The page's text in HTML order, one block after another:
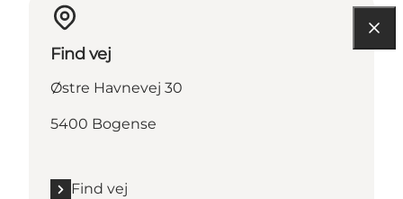
Find vej
Østre Havnevej 30
5400 Bogense
Find vej